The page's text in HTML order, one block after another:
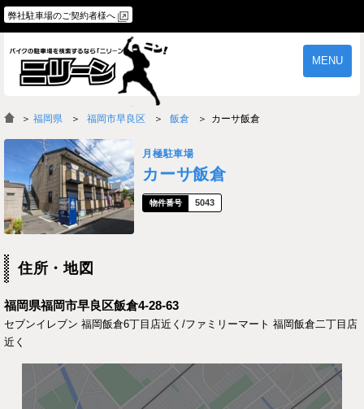
弊社駐車場のご契約者様へ
MENU
物件一覧 ご契約の流れ
よくあるご質問
＞ 福岡県 福岡市早良区 飯倉 カーサ飯倉
月極駐車場
カーサ飯倉
5043
住所・地図
福岡県福岡市早良区飯倉4-28-63
セブンイレブン 福岡飯倉6丁目店近く/ファミリーマート 福岡飯倉二丁目店
近く